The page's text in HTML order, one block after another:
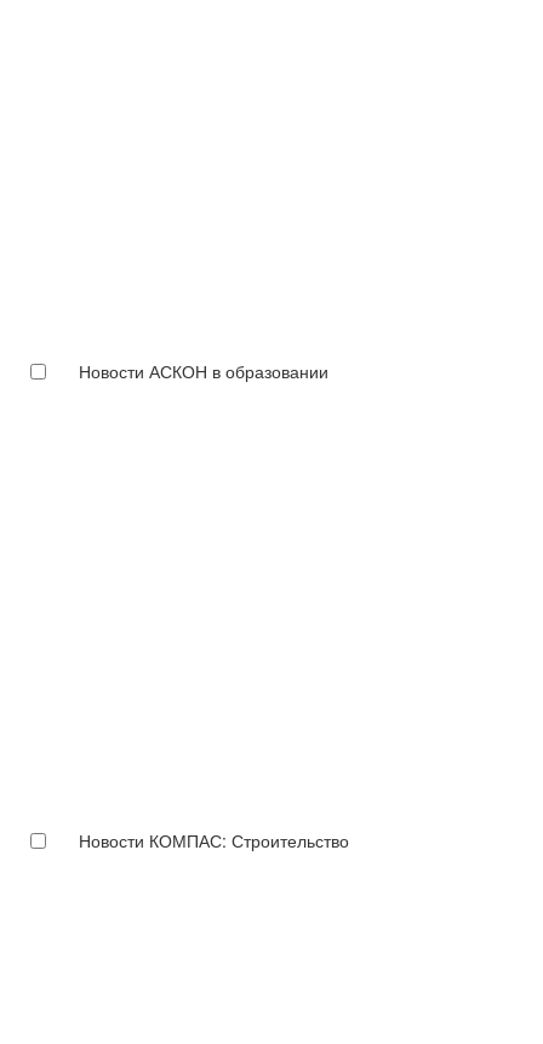
Новости АСКОН в образовании
Новости КОМПАС: Строительство